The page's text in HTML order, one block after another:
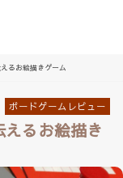
るお絵描きゲーム
ボードゲームレビュー
えるお絵描き